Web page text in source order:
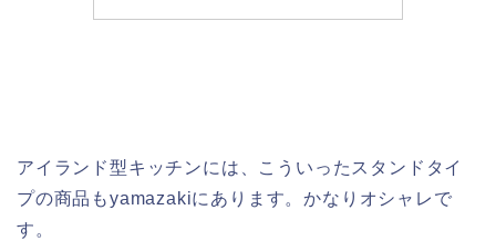
アイランド型キッチンには、こういったスタンドタイ
プの商品もyamazakiにあります。かなりオシャレで
す。